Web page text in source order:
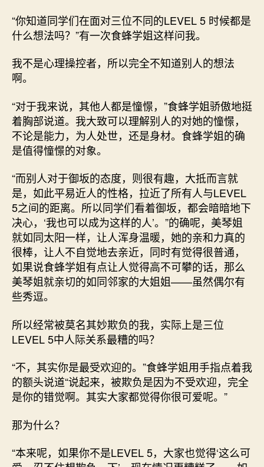
“你知道同学们在面对三位不同的LEVEL 5 时候都是
什么想法吗？”有一次食蜂学姐这样问我。
我不是心理操控者，所以完全不知道别人的想法
啊。
“对于我来说，其他人都是憧憬，”食蜂学姐骄傲地挺
着胸部说道。我大致可以理解别人的对她的憧憬，
不论是能力，为人处世，还是身材。食蜂学姐的确
是值得憧憬的对象。
“而别人对于御坂的态度，则很有趣，大抵而言就
是，如此平易近人的性格，拉近了所有人与LEVEL
5之间的距离。所以同学们看着御坂，都会暗暗地下
决心，‘我也可以成为这样的人’。”的确呢，美琴姐
就如同太阳一样，让人浑身温暖，她的亲和力真的
很棒，让人不自觉地去亲近，同时有觉得很普通，
如果说食蜂学姐有点让人觉得高不可攀的话，那么
美琴姐就亲切的如同邻家的大姐姐——虽然偶尔有
些秀逗。
所以经常被莫名其妙欺负的我，实际上是三位
LEVEL 5中人际关系最糟的吗？
“不，其实你是最受欢迎的。”食蜂学姐用手指点着我
的额头说道“说起来，被欺负是因为不受欢迎，完全
是你的错觉啊。其实大家都觉得你很可爱呢。”
那为什么？
“本来呢，如果你不是LEVEL 5，大家也觉得‘这么可